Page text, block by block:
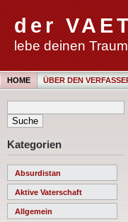
der
lebe deinen
HOME ÜBER DEN
Kategorien
Absurdistan
Aktive Vaterschaft
Allgemein